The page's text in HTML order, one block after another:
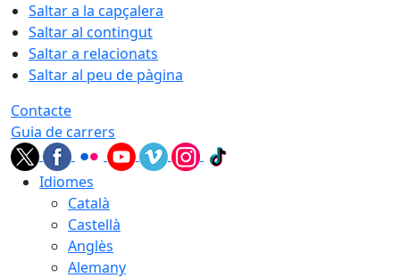
Saltar a la capçalera
Saltar al contingut
Saltar a relacionats
Saltar al peu de pàgina
Contacte
Guia de carrers
Idiomes
Català
Castellà
Anglès
Alemany